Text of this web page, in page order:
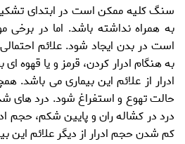
سنگ کلیهممکن است در ابتدای
به همراه نداشته باشد. اما در برخی
است در بدن ایجاد شود. علائم احتمالی
به هنگام ادرار کردن، قرمز و یا قهوه ای
ادرار از علائم این بیماری می باشد.
حالتتهوع و استفراغشود. درد های
درد در کشاله رانوپایین شکم، حجم
کم شدن حجم ادرار از دیگر علائم این